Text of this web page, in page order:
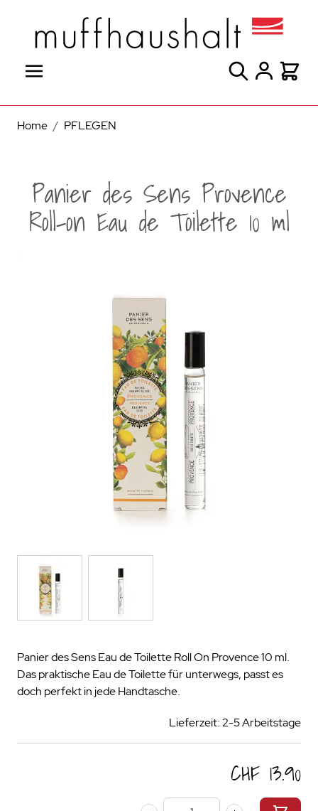
Suche
Home / PFLEGEN
Panier des Sens Provence
Roll-on Eau de Toilette 10 ml
Panier des Sens Eau de Toilette Roll On Provence 10 ml.
Das praktische Eau de Toilette für unterwegs, passt es
doch perfekt in jede Handtasche.
Lieferzeit: 2-5 Arbeitstage
CHF 13.90